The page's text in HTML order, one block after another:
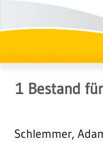
1 Bestand für
Schlemmer,